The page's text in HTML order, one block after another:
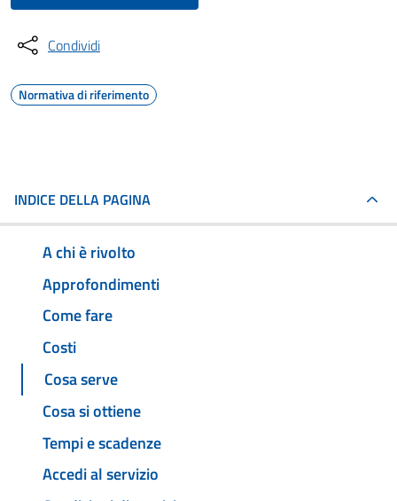
Condividi
Normativa di riferimento
INDICE DELLA PAGINA
A chi è rivolto
Approfondimenti
Come fare
Costi
Cosa serve
Cosa si ottiene
Tempi e scadenze
Accedi al servizio